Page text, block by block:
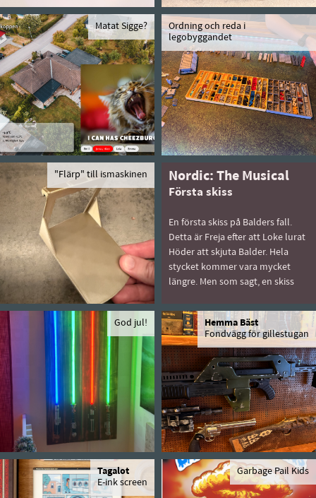
Matat Sigge?
Ordning och reda i
legobyggandet
"Flärp" till ismaskinen Nordic: The Musical
Första skiss
En första skiss på Balders fall.
Detta är Freja efter att Loke lurat
Höder att skjuta Balder. Hela
stycket kommer vara mycket
längre. Men som sagt, en skiss
God jul!
Hemma Bäst
Fondvägg för gillestugan
Tagalot
E-ink screen
Garbage Pail Kids